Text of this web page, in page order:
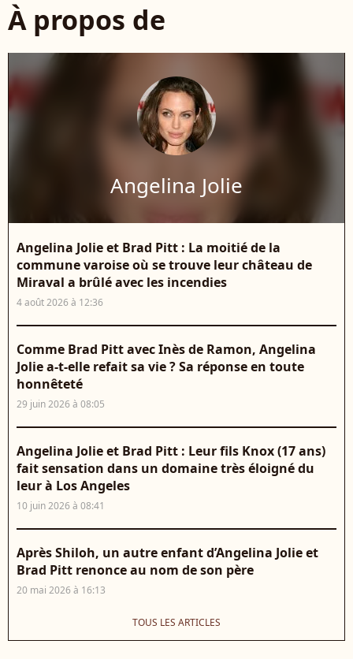
À propos de
Angelina Jolie
Angelina Jolie et Brad Pitt : La moitié de la
commune varoise où se trouve leur château de
Miraval a brûlé avec les incendies
4 août 2026 à 12:36
Comme Brad Pitt avec Inès de Ramon, Angelina
Jolie a-t-elle refait sa vie ? Sa réponse en toute
honnêteté
29 juin 2026 à 08:05
Angelina Jolie et Brad Pitt : Leur fils Knox (17 ans)
fait sensation dans un domaine très éloigné du
leur à Los Angeles
10 juin 2026 à 08:41
Après Shiloh, un autre enfant d’Angelina Jolie et
Brad Pitt renonce au nom de son père
20 mai 2026 à 16:13
TOUS LES ARTICLES